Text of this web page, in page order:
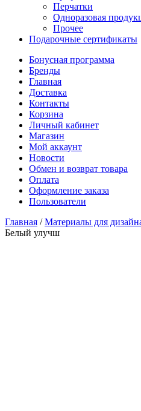
Перчатки
Одноразовая
Прочее
Подарочные сертификаты
Бонусная программа
Бренды
Главная
Доставка
Контакты
Корзина
Личный кабинет
Магазин
Мой аккаунт
Новости
Обмен и возврат товара
Оплата
Оформление заказа
Пользователи
Главная /Материалы для
Белый улучш